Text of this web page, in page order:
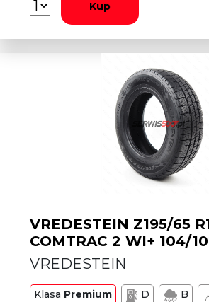
Kup
VREDESTEIN Z195/65
COMTRAC 2 WI+ 104/
VREDESTEIN
Klasa Premium D B